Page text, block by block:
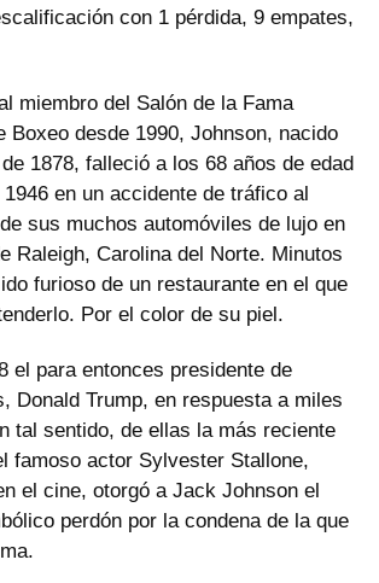
con 1 pérdida, 9 empates,
miembro del Salón de la Fama
Boxeo desde 1990, Johnson, nacido
1878, falleció a los 68 años de edad
en un accidente de tráfico al
sus muchos automóviles de lujo en
Raleigh, Carolina del Norte. Minutos
furioso de un restaurante en el que
Por el color de su piel.
el para entonces presidente de
Donald Trump, en respuesta a miles
tal sentido, de ellas la más reciente
famoso actor Sylvester Stallone,
el cine, otorgó a Jack Johnson el
perdón por la condena de la que